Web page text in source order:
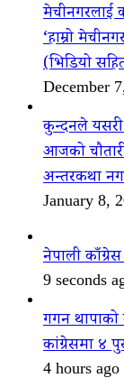
मेचीनगरलाई
‘हाम्रो
(भिडियो
December
कुन्दनले
आजको
अन्तरकथा
January 8,
नेपाली
9 seconds
गगन थापाको
कांग्रेसमा ४
4 hours ago